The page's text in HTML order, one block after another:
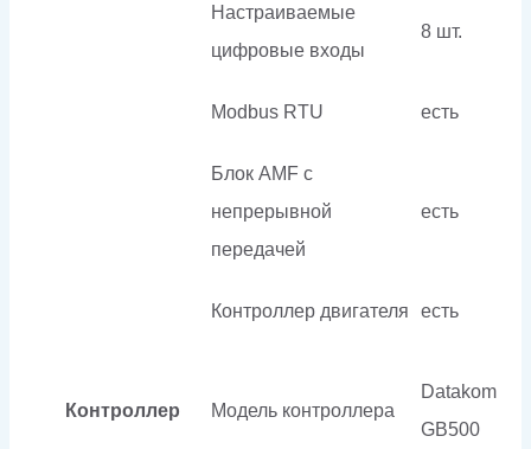
Контроллер
Настраиваемые
цифровые входы
8 шт.
Modbus RTU есть
Блок AMF с
непрерывной
передачей
есть
Контроллер двигателя есть
Модель контроллера
Datakom
GB500